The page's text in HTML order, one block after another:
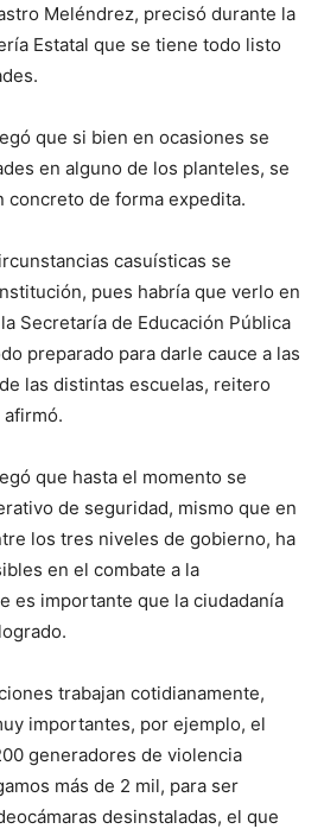
Meléndrez, precisó durante la
Estatal que se tiene todo listo
que si bien en ocasiones se
en alguno de los planteles, se
concreto de forma expedita.
casuísticas se
pues habría que verlo en
Secretaría de Educación Pública
preparado para darle cauce a las
las distintas escuelas, reitero
afirmó.
que hasta el momento se
de seguridad, mismo que en
los tres niveles de gobierno, ha
en el combate a la
es importante que la ciudadanía
trabajan cotidianamente,
importantes, por ejemplo, el
generadores de violencia
más de 2 mil, para ser
desinstaladas, el que